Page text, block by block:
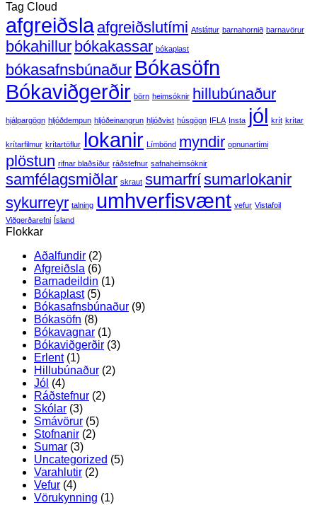
rúllum
á
Tag Cloud
afgreiðsla afgreiðslutími Afsláttur barnahornið barnavörur
bókahillur bókakassar bókaplast
bókasafnsbúnaður Bókasöfn
Bókaviðgerðir börn heimsóknir hillubúnaður
hjálpargögn hljóðdempun hljóðeinangrun hljóðvist húsgögn IFLA Insta jól krít krítar
krítarfilmur krítartöflur lokanir Límbönd myndir opnunartími
plöstun rifnar blaðsíður ráðstefnur safnaheimsóknir
samfélagsmiðlar skraut sumarfrísumarlokanir
sykurreyr talning umhverfisvænt vefur Vistafoil
Viðgerðarefni Ísland
Flokkar
Aðalfundir (2)
Afgreiðsla (6)
Barnadeildin (1)
Bókaplast(5)
Bókasafnsbúnaður (9)
Bókasöfn (8)
Bókavagnar (1)
Bókaviðgerðir (3)
Erlent(1)
Hillubúnaður (2)
Jól (4)
Ráðstefnur (2)
Skólar (3)
Smávörur (5)
Stofnanir (2)
Sumar (3)
Uncategorized (5)
Varahlutir (2)
Vefur (4)
Vörukynning (1)